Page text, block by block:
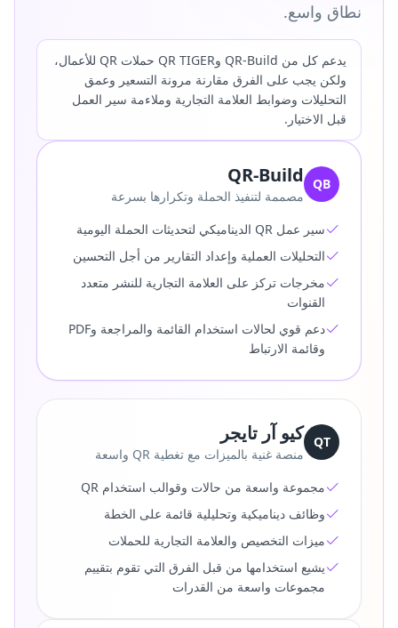
نطاق واسع.
يدعم كل من QR-Build وQR TIGER حملات QR للأعمال،
ولكن يجب على الفرق مقارنة مرونة التسعير وعمق
التحليلات وضوابط العلامة التجارية وملاءمة سير العمل
قبل الاختيار.
QB
QR-Build
مصممة لتنفيذ الحملة وتكرارها بسرعة
سير عمل QR الديناميكي لتحديثات الحملة اليومية
التحليلات العملية وإعداد التقارير من أجل التحسين
مخرجات تركز على العلامة التجارية للنشر متعدد
القنوات
دعم قوي لحالات استخدام القائمة والمراجعة وPDF
وقائمة الارتباط
QT كيو آر تايجر
منصة غنية بالميزات مع تغطية QR واسعة
مجموعة واسعة من حالات وقوالب استخدام QR
وظائف ديناميكية وتحليلية قائمة على الخطة
ميزات التخصيص والعلامة التجارية للحملات
يشيع استخدامها من قبل الفرق التي تقوم بتقييم
مجموعات واسعة من القدرات